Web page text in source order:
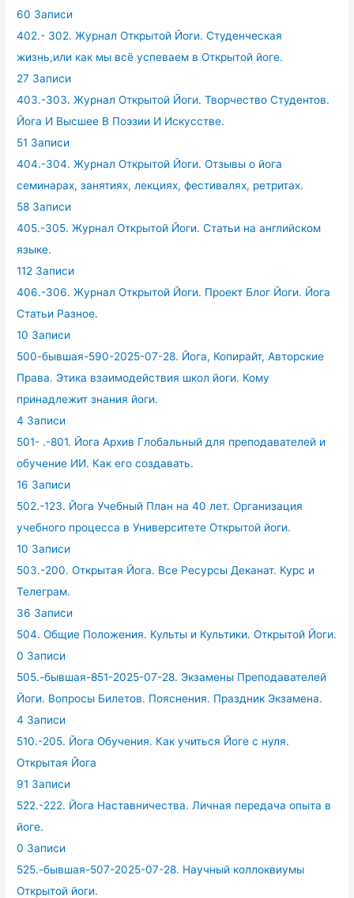
60 Записи
402.- 302. Журнал Открытой Йоги. Студенческая
жизнь,или как мы всё успеваем в Открытой йоге.
27 Записи
403.-303. Журнал Открытой Йоги. Творчество Студентов.
Йога И Высшее В Поэзии И Искусстве.
51 Записи
404.-304. Журнал Открытой Йоги. Отзывы о йога
семинарах, занятиях, лекциях, фестивалях, ретритах.
58 Записи
405.-305. Журнал Открытой Йоги. Статьи на английском
языке.
112 Записи
406.-306. Журнал Открытой Йоги. Проект Блог Йоги. Йога
Статьи Разное.
10 Записи
500-бывшая-590-2025-07-28. Йога, Копирайт, Авторские
Права. Этика взаимодействия школ йоги. Кому
принадлежит знания йоги.
4 Записи
501- .-801. Йога Архив Глобальный для преподавателей и
обучение ИИ. Как его создавать.
16 Записи
502.-123. Йога Учебный План на 40 лет. Организация
учебного процесса в Университете Открытой йоги.
10 Записи
503.-200. Открытая Йога. Все Ресурсы Деканат. Курс и
Телеграм.
36 Записи
504. Общие Положения. Культы и Культики. Открытой Йоги.
0 Записи
505.-бывшая-851-2025-07-28. Экзамены Преподавателей
Йоги. Вопросы Билетов. Пояснения. Праздник Экзамена.
4 Записи
510.-205. Йога Обучения. Как учиться Йоге с нуля.
Открытая Йога
91 Записи
522.-222. Йога Наставничества. Личная передача опыта в
йоге.
0 Записи
525.-бывшая-507-2025-07-28. Научный коллоквиумы
Открытой йоги.